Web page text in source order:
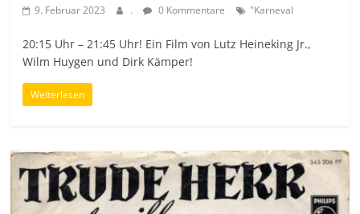
9. Februar 2023 . 0 Kommentare "Karneval
20:15 Uhr – 21:45 Uhr! Ein Film von Lutz Heineking Jr.,
Wilm Huygen und Dirk Kämper!
Weiterlesen